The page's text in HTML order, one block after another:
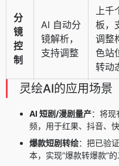
分
镜
控
制
AI 自动分
镜解析，
支持调整
上
板，
调整
色站
转动
灵绘AI的应用场景
AI 短剧/漫剧量产：将
频，用于红果、抖音、
爆款短剧转绘：把已验
本，实现”爆款转爆款”